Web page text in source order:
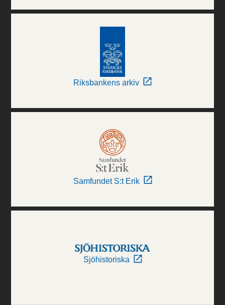
Riksbankens arkiv
Samfundet S:t Erik
Sjöhistoriska